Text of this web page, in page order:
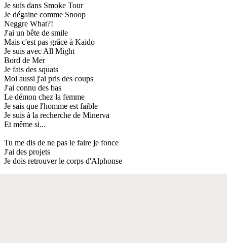
Je suis dans Smoke Tour
Je dégaine comme Snoop
Neggre What?!
J'ai un bête de smile
Mais c'est pas grâce à Kaido
Je suis avec All Might
Bord de Mer
Je fais des squats
Moi aussi j'ai pris des coups
J'ai connu des bas
Le démon chez la femme
Je sais que l'homme est faible
Je suis à la recherche de Minerva
Et même si...
Tu me dis de ne pas le faire je fonce
J'ai des projets
Je dois retrouver le corps d'Alphonse